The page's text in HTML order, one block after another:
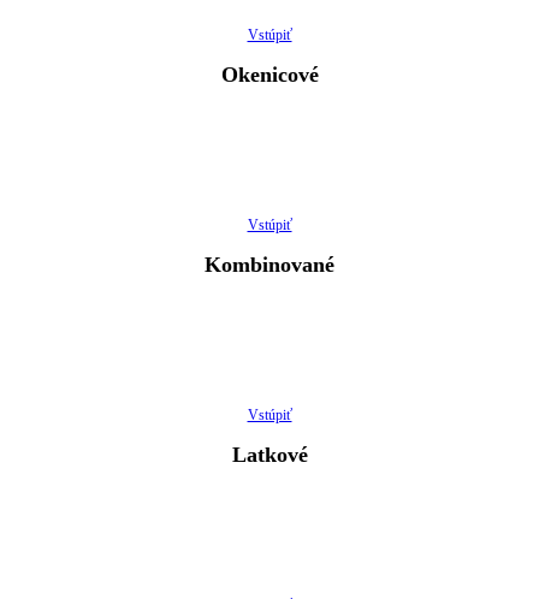
Vstúpiť
Okenicové
Vstúpiť
Kombinované
Vstúpiť
Latkové